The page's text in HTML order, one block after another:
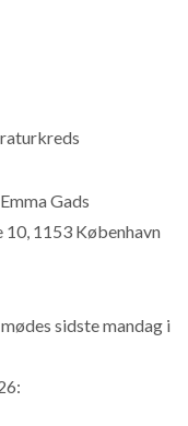
Gads
1153 København
sidste mandag i